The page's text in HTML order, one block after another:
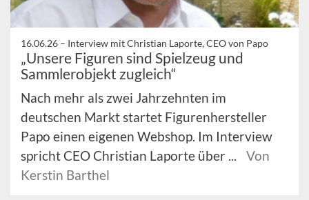
16.06.26 – Interview mit Christian Laporte, CEO von Papo
„Unsere Figuren sind Spielzeug und
Sammlerobjekt zugleich“
Nach mehr als zwei Jahrzehnten im
deutschen Markt startet Figurenhersteller
Papo einen eigenen Webshop. Im Interview
spricht CEO Christian Laporte über ...
Von
Kerstin Barthel